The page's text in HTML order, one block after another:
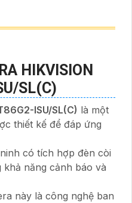
HIKVISION
SL(C)
ISU/SL(C) là một
thiết kế để đáp ứng
có tích hợp đèn còi
năng cảnh báo và
này là công nghệ ban